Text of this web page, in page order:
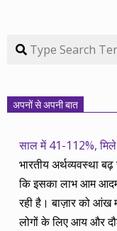
Search
अपनों से अपनी बात
साल में 41-112%, मिले
भारतीय अर्थव्यवस्था
कि इसका लाभ आम
रही है। बाज़ार को आंख
लोगों के लिए आय और